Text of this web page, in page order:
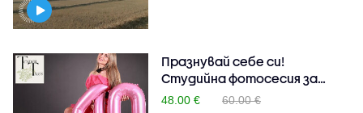
Празнувай себе си!
Студийна фотосесия за
рож..
48.00 €
60.00 €